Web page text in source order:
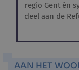
regio Gent én
deel aan de
AAN HET